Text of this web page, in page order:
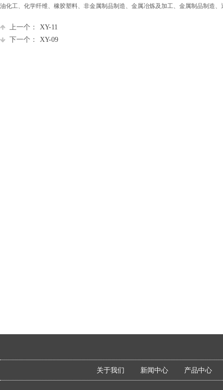
油化工、化学纤维、橡胶塑料、非金属制品制造、金属冶炼及加工、金属制品制造
上一个：
XY-11
下一个：
XY-09
关于我们 新闻中心 产品中心